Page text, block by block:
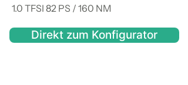
1.0 TFSI 82 PS / 160 NM
Direkt zum Konfigurator